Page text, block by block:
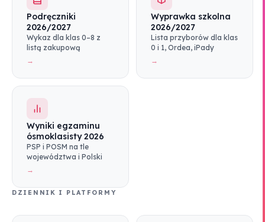
Podręczniki
2026/2027
Wykaz dla klas 0–8 z
listą zakupową
→
Wyprawka szkolna
2026/2027
Lista przyborów dla klas
0 i 1, Ordea, iPady
→
Wyniki egzaminu
ósmoklasisty 2026
PSP i POSM na tle
województwa i Polski
→
DZIENNIK I PLATFORMY